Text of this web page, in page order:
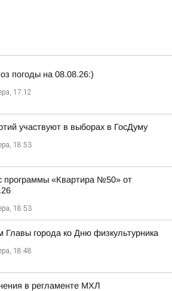
погоды на 08.08.26:)
17:12
участвуют в выборах в ГосДуму
18:53
программы «Квартира №50» от
18:53
Главы города ко Дню физкультурника
18:48
в регламенте МХЛ